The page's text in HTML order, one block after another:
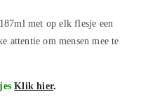
met op elk flesje een
attentie om mensen mee te
Klik hier.